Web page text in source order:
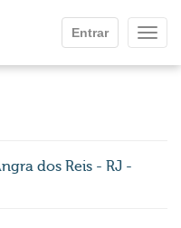
Entrar
dos Reis - RJ -